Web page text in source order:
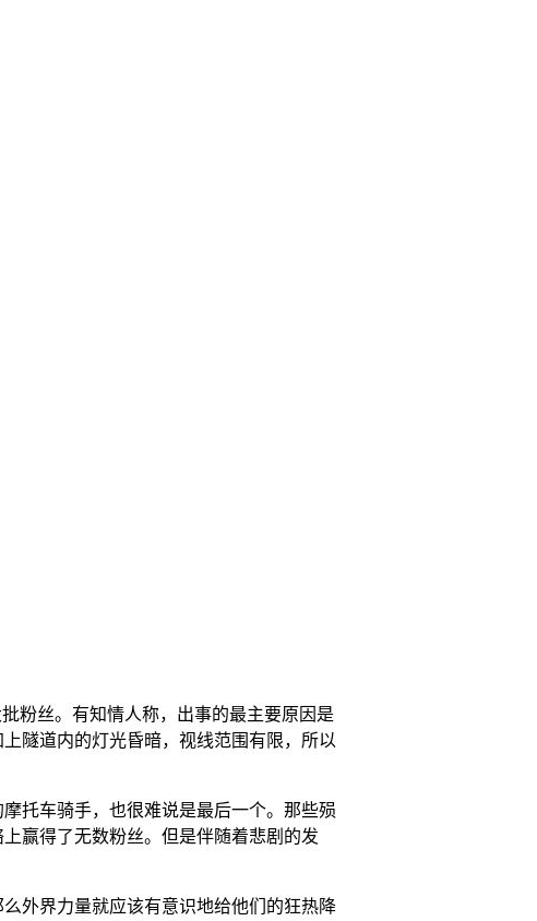
粉丝。有知情人称，出事的最主要原因是
隧道内的灯光昏暗，视线范围有限，所以
托车骑手，也很难说是最后一个。那些殒
赢得了无数粉丝。但是伴随着悲剧的发
外界力量就应该有意识地给他们的狂热降